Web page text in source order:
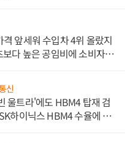
격 앞세워 수입차 4위 올랐지
보다 높은 공임비에 소비자
신
울트라'에도 HBM4 탑재 검
하이닉스 HBM4 수율에 주